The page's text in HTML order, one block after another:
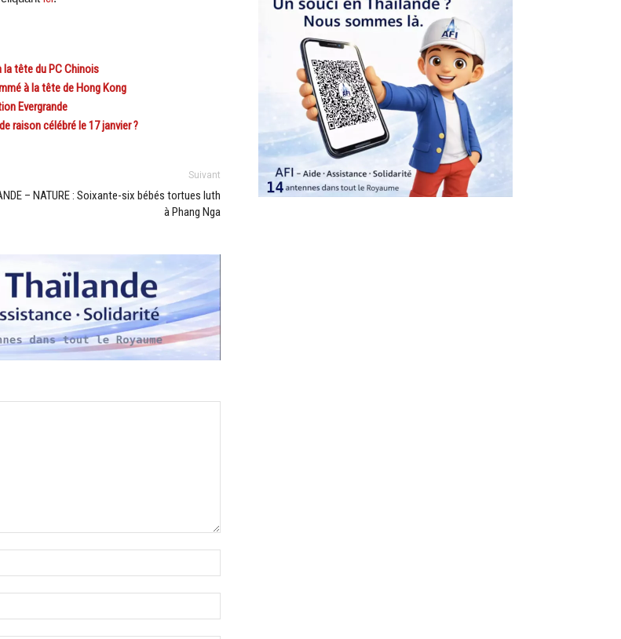
la tête du PC Chinois
à la tête de Hong Kong
Evergrande
raison célébré le 17 janvier ?
Suivant
– NATURE : Soixante-six bébés tortues luth
à Phang Nga